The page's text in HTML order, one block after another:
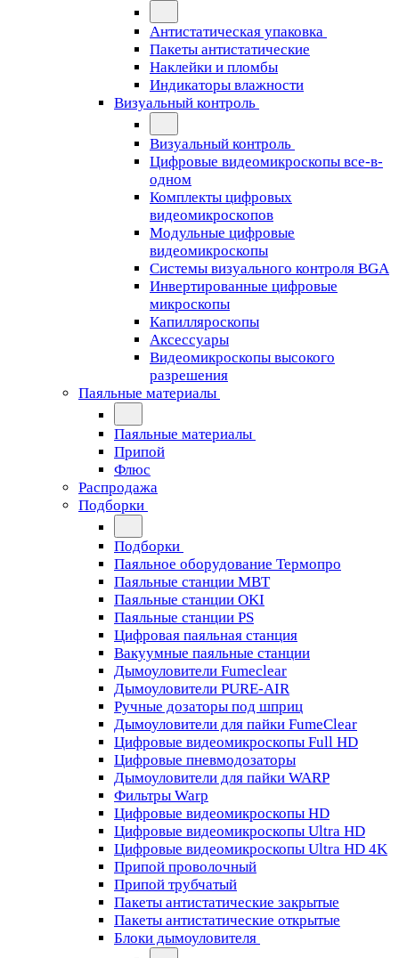
Антистатическая упаковка
Пакеты антистатические
Наклейки и пломбы
Индикаторы влажности
Визуальный контроль
Визуальный контроль
Цифровые видеомикроскопы все-в-
одном
Комплекты цифровых
видеомикроскопов
Модульные цифровые
видеомикроскопы
Cистемы визуального контроля BGA
Инвертированные цифровые
микроскопы
Капилляроскопы
Аксессуары
Видеомикроскопы высокого
разрешения
Паяльные материалы
Паяльные материалы
Припой
Флюс
Распродажа
Подборки
Подборки
Паяльное оборудование Термопро
Паяльные станции MBT
Паяльные станции OKI
Паяльные станции PS
Цифровая паяльная станция
Вакуумные паяльные станции
Дымоуловители Fumeclear
Дымоуловители PURE-AIR
Ручные дозаторы под шприц
Дымоуловители для пайки FumeClear
Цифровые видеомикроскопы Full HD
Цифровые пневмодозаторы
Дымоуловители для пайки WARP
Фильтры Warp
Цифровые видеомикроскопы HD
Цифровые видеомикроскопы Ultra HD
Цифровые видеомикроскопы Ultra HD 4K
Припой проволочный
Припой трубчатый
Пакеты антистатические закрытые
Пакеты антистатические открытые
Блоки дымоуловителя